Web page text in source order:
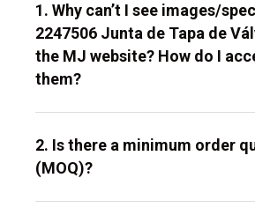
1. Why can’t I see images/
2247506 Junta de Tapa de
the MJ website? How do I
them?
2. Is there a minimum order
(MOQ)?